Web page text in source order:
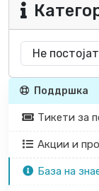
Поддршка
Тикети за
Акции и
База на